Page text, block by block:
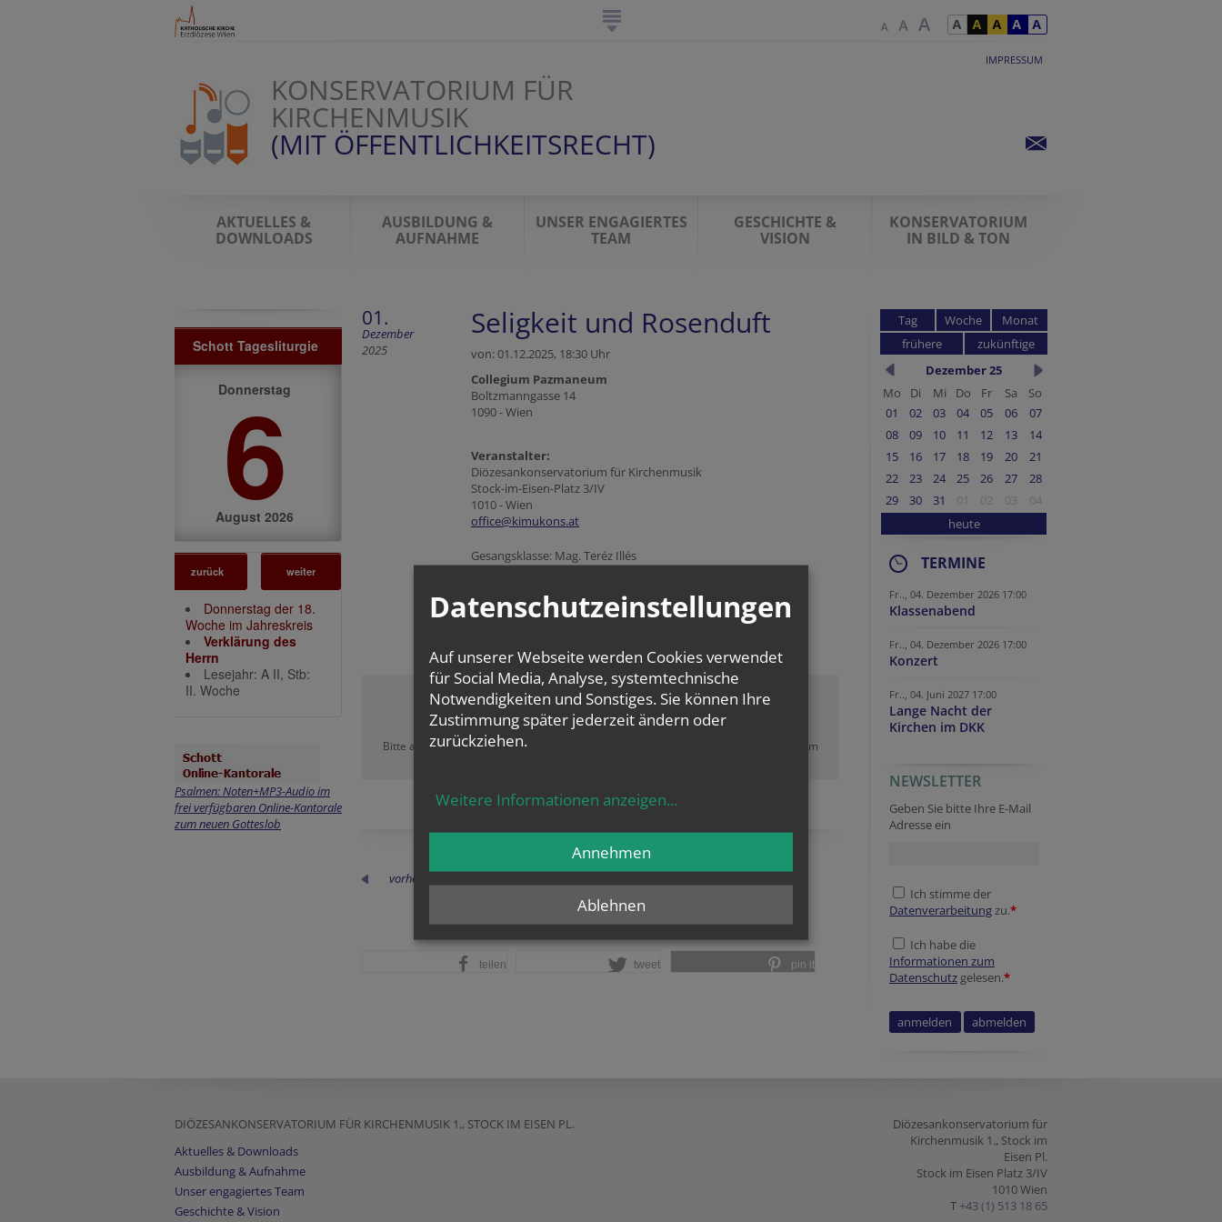
IMPRESSUM
KONSERVATORIUM FÜR
KIRCHENMUSIK
(MIT ÖFFENTLICHKEITSRECHT)
AKTUELLES &
DOWNLOADS
AUSBILDUNG &
AUFNAHME
UNSER ENGAGIERTES
TEAM
GESCHICHTE &
VISION
KONSERVATORIUM
IN BILD & TON
Schott Tagesliturgie
Donnerstag
6
August 2026
zurück weiter
Donnerstag der 18.
Woche im Jahreskreis
Verklärung des
Herrn
Lesejahr: A II, Stb:
II. Woche
Psalmen: Noten+MP3-Audio im
frei verfügbaren Online-Kantorale
zum neuen Gotteslob
01.
Dezember
2025
Seligkeit und Rosenduft
von: 01.12.2025, 18:30 Uhr
Collegium Pazmaneum
Boltzmanngasse 14
1090 - Wien
Veranstalter:
Diözesankonservatorium für Kirchenmusik
Stock-im-Eisen-Platz 3/IV
1010 - Wien
office@kimukons.at
Gesangsklasse: Mag. Teréz Illés
Zustimmung erforderlich!
Bitte akzeptieren Sie
Cookies von Google Maps
, um
vorherige
teilen tweet pin it
Tag Woche
Monat
frühere
zukünftige
Dezember 25
Mo
Di Mi Do Fr Sa
So
01
02 03 04 05 06
07
08
09 10 11 12 13
14
15
16 17 18 19 20
21
22
23 24 25 26 27
28
29
30 31 01 02 03
04
heute
TERMINE
Fr.., 04. Dezember 2026 17:00
Klassenabend
Fr.., 04. Dezember 2026 17:00
Konzert
Fr.., 04. Juni 2027 17:00
Lange Nacht der
Kirchen im DKK
URL
Homepage
Security token
Tracking ID
Security token
Tracking ID
Security token
NEWSLETTER
Geben Sie bitte Ihre E-Mail
Adresse ein
Ich stimme der
Datenverarbeitungzu.*
Ich habe die
Informationen zum
Datenschutz gelesen.*
DIÖZESANKONSERVATORIUM FÜR KIRCHENMUSIK 1., STOCK IM EISEN PL.
Aktuelles & Downloads
Ausbildung & Aufnahme
Unser engagiertes Team
Geschichte & Vision
Diözesankonservatorium für
Kirchenmusik 1., Stock im
Eisen Pl.
Stock im Eisen Platz 3/IV
1010 Wien
T +43 (1) 513 18 65
Datenschutzeinstellungen
Auf unserer Webseite werden Cookies verwendet
für Social Media, Analyse, systemtechnische
Notwendigkeiten und Sonstiges. Sie können Ihre
Zustimmung später jederzeit ändern oder
zurückziehen.
Weitere Informationen anzeigen...
Ablehnen
Annehmen